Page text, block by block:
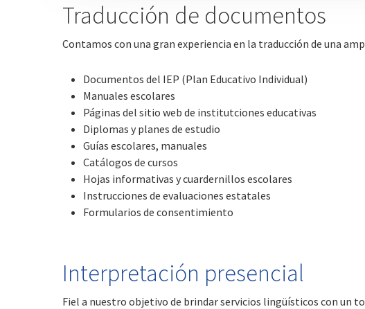
Traducción de documentos
Contamos con una gran experiencia en la traducción de una
Documentos del IEP (Plan Educativo Individual)
Manuales escolares
Páginas del sitio web de institutciones educativas
Diplomas y planes de estudio
Guías escolares, manuales
Catálogos de cursos
Hojas informativas y cuardernillos escolares
Instrucciones de evaluaciones estatales
Formularios de consentimiento
Interpretación presencial
Fiel a nuestro objetivo de brindar servicios lingüísticos con un